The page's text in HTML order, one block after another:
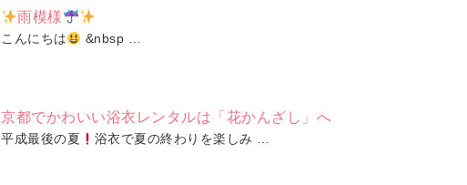
雨模様
こんにちは &nbsp …
京都でかわいい浴衣レンタルは「花かんざし」へ
平成最後の夏 浴衣で夏の終わりを楽しみ …